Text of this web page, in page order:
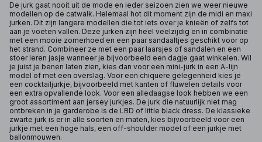
De jurk gaat nooit uit de mode en ieder seizoen zien we weer nieuwe
modellen op de catwalk. Helemaal hot dit moment zijn de midi en maxi
jurken. Dit zijn langere modellen die tot iets over je knieën of zelfs tot
aan je voeten vallen. Deze jurken zijn heel veelzijdig en in combinatie
met een mooie zomerhoed en een paar sandaaltjes geschikt voor op
het strand. Combineer ze met een paar laarsjes of sandalen en een
stoer leren jasje wanneer je bijvoorbeeld een dagje gaat winkelen. Wil
je juist je benen laten zien, kies dan voor een mini-jurk in een A-lijn
model of met een overslag. Voor een chiquere gelegenheid kies je
een cocktailjurkje, bijvoorbeeld met kanten of fluwelen details voor
een extra opvallende look. Voor een alledaagse look hebben we een
groot assortiment aan jersey jurkjes. De jurk die natuurlijk niet mag
ontbreken in je garderobe is de LBD of little black dress. De klassieke
zwarte jurk is er in alle soorten en maten, kies bijvoorbeeld voor een
jurkje met een hoge hals, een off-shoulder model of een jurkje met
ballonmouwen.